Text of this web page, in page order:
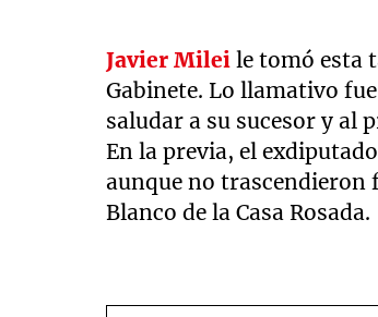
Javier Milei le tomó esta
Gabinete. Lo llamativo
saludar a su sucesor y al
En la previa, el
aunque no trascendieron
Blanco de la Casa Rosada.